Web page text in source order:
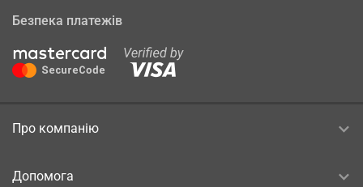
Безпека платежів
Про компанію
Допомога